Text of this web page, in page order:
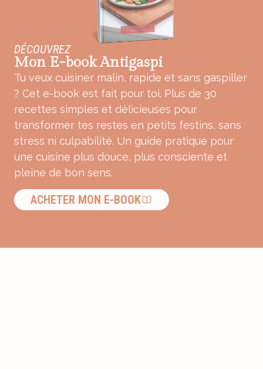
DÉCOUVREZ
Mon E-book Antigaspi
Tu veux cuisiner malin, rapide et sans gaspiller
? Cet e-book est fait pour toi. Plus de 30
recettes simples et délicieuses pour
transformer tes restes en petits festins, sans
stress ni culpabilité. Un guide pratique pour
une cuisine plus douce, plus consciente et
pleine de bon sens.
ACHETER MON E-BOOK